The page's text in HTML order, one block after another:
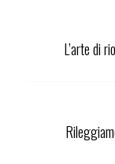
L’arte di